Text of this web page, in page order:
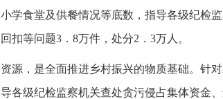
学食堂及供餐情况等底数，指导各级纪检
扣等问题3．8万件，处分2．3万人。
源，是全面推进乡村振兴的物质基础。针
各级纪检监察机关查处贪污侵占集体资金